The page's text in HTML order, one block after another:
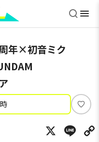
年×初音ミク
い
ね
X